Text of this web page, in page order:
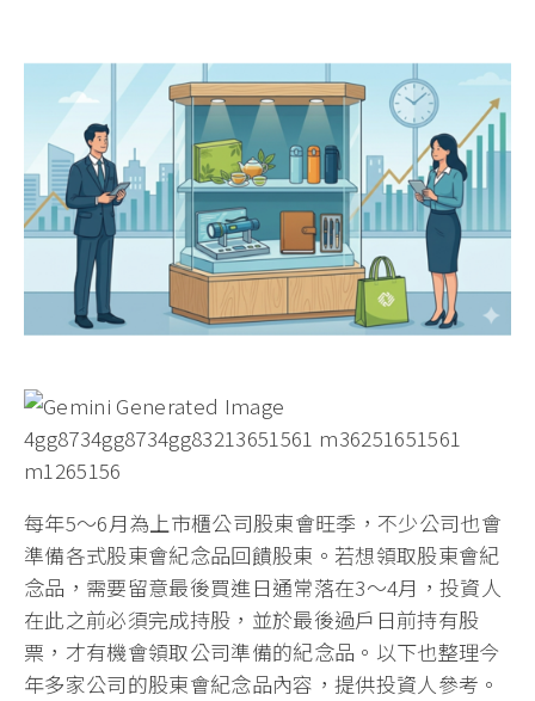
每年5～6月為上市櫃公司股東會旺季，不少公司也會
準備各式股東會紀念品回饋股東。若想領取股東會紀
念品，需要留意最後買進日通常落在3～4月，投資人
在此之前必須完成持股，並於最後過戶日前持有股
票，才有機會領取公司準備的紀念品。以下也整理今
年多家公司的股東會紀念品內容，提供投資人參考。